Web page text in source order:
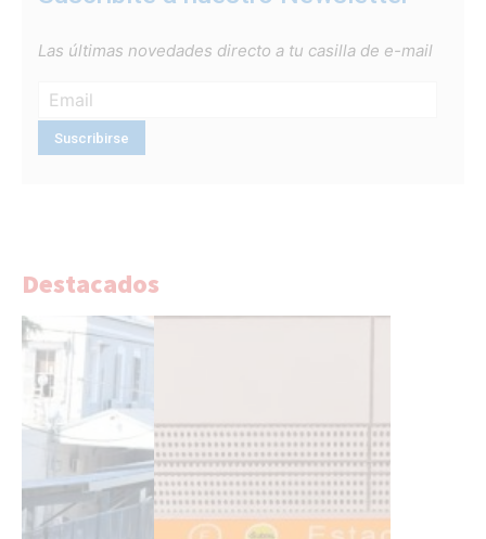
Las últimas novedades directo a tu casilla de e-mail
Destacados